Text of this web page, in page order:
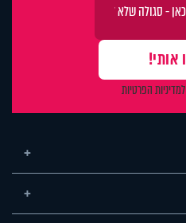
למדיניות הפרטיות